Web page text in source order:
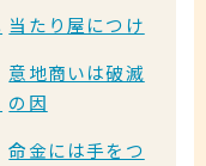
当たり屋につけ
意地商いは破滅
の因
命金には手をつ